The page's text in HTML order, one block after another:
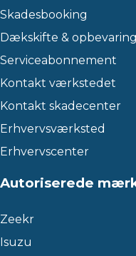
Skadesbooking
Dækskifte & opbevaring
Serviceabonnement
Kontakt værkstedet
Kontakt skadecenter
Erhvervsværksted
Erhvervscenter
Autoriserede
Zeekr
Isuzu